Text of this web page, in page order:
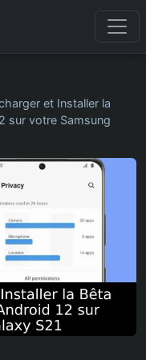
et Installer la
sur votre Samsung